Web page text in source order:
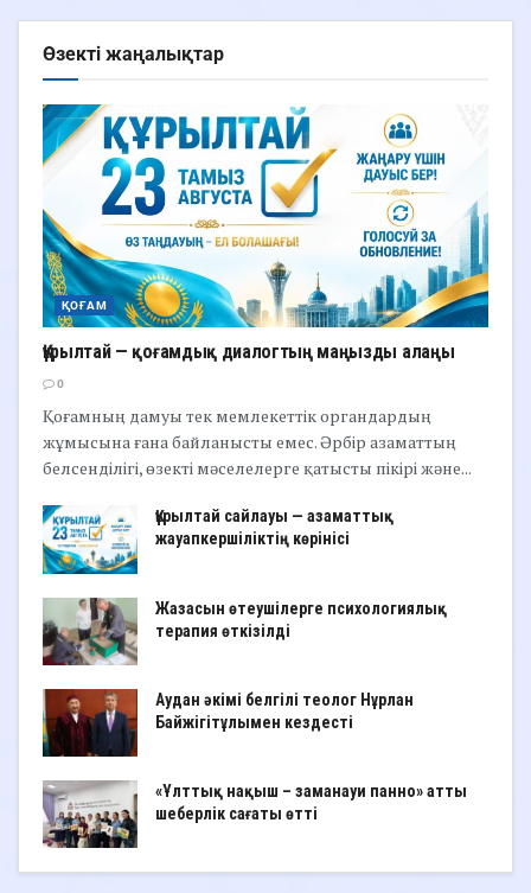
Өзекті жаңалықтар
ҚОҒАМ
Құрылтай — қоғамдық диалогтың маңызды алаңы
0
Қоғамның дамуы тек мемлекеттік органдардың
жұмысына ғана байланысты емес. Әрбір азаматтың
белсенділігі, өзекті мәселелерге қатысты пікірі және...
Құрылтай сайлауы — азаматтық
жауапкершіліктің көрінісі
Жазасын өтеушілерге психологиялық
терапия өткізілді
Аудан әкімі белгілі теолог Нұрлан
Байжігітұлымен кездесті
«Ұлттық нақыш – заманауи панно» атты
шеберлік сағаты өтті